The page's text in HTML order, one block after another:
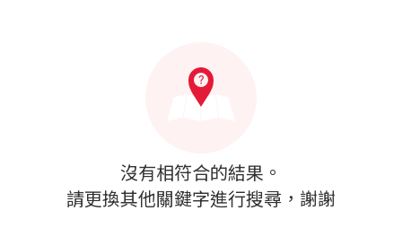
沒有相符合的結果。
請更換其他關鍵字進行搜尋，謝謝